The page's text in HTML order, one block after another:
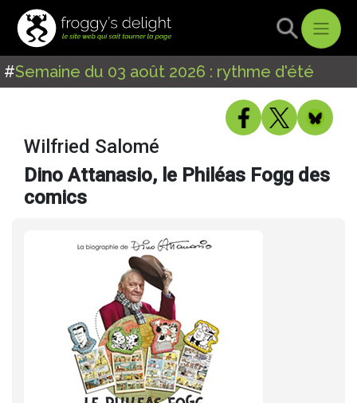
#Semaine du 03 août 2026 : rythme d'été
Wilfried Salomé
Dino Attanasio, le Philéas Fogg des
comics